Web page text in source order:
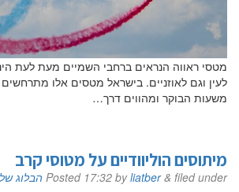
מטסי ראווה הנראים ברחבי השמיים מעת לעת
לעין וגם לאוזניים. בישראל מטסים אלו
משעות הבוקר ומהווים דרך…
מיתוסים הוליוודיים על מטוסי קרב
Posted 17:32 byliatber & filed under הבלוג